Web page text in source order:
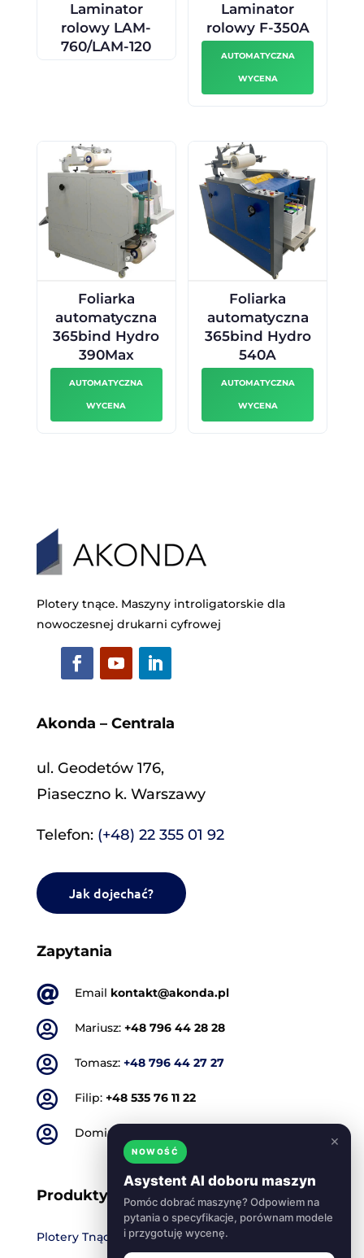
Laminator
rolowy LAM-
760/LAM-120
Laminator
rolowy F-350A
AUTOMATYCZNA
WYCENA
Foliarka
automatyczna
365bind Hydro
390Max
AUTOMATYCZNA
WYCENA
Foliarka
automatyczna
365bind Hydro
540A
AUTOMATYCZNA
WYCENA
Plotery tnące. Maszyny introligatorskie dla
nowoczesnej drukarni cyfrowej
Akonda – Centrala
ul. Geodetów 176,
Piaseczno k. Warszawy
Telefon: (+48) 22 355 01 92
Jak dojechać?
Zapytania
 Email kontakt@akonda.pl
 Mariusz: +48 796 44 28 28
 Tomasz: +48 796 44 27 27
 Filip: +48 535 76 11 22
 Dominik:
Produkty
Plotery Tnące
×
NOWOŚĆ
Asystent AI doboru maszyn
Pomóc dobrać maszynę? Odpowiem na
pytania o specyfikacje, porównam modele
i przygotuję wycenę.